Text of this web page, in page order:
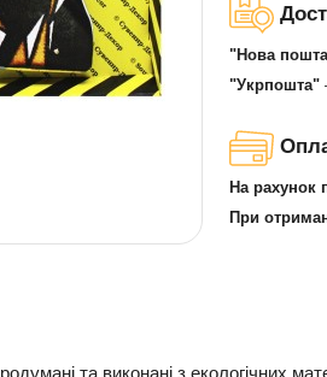
"Нова
"Укрпошта"
На рахунок
При
та виконані з екологічних